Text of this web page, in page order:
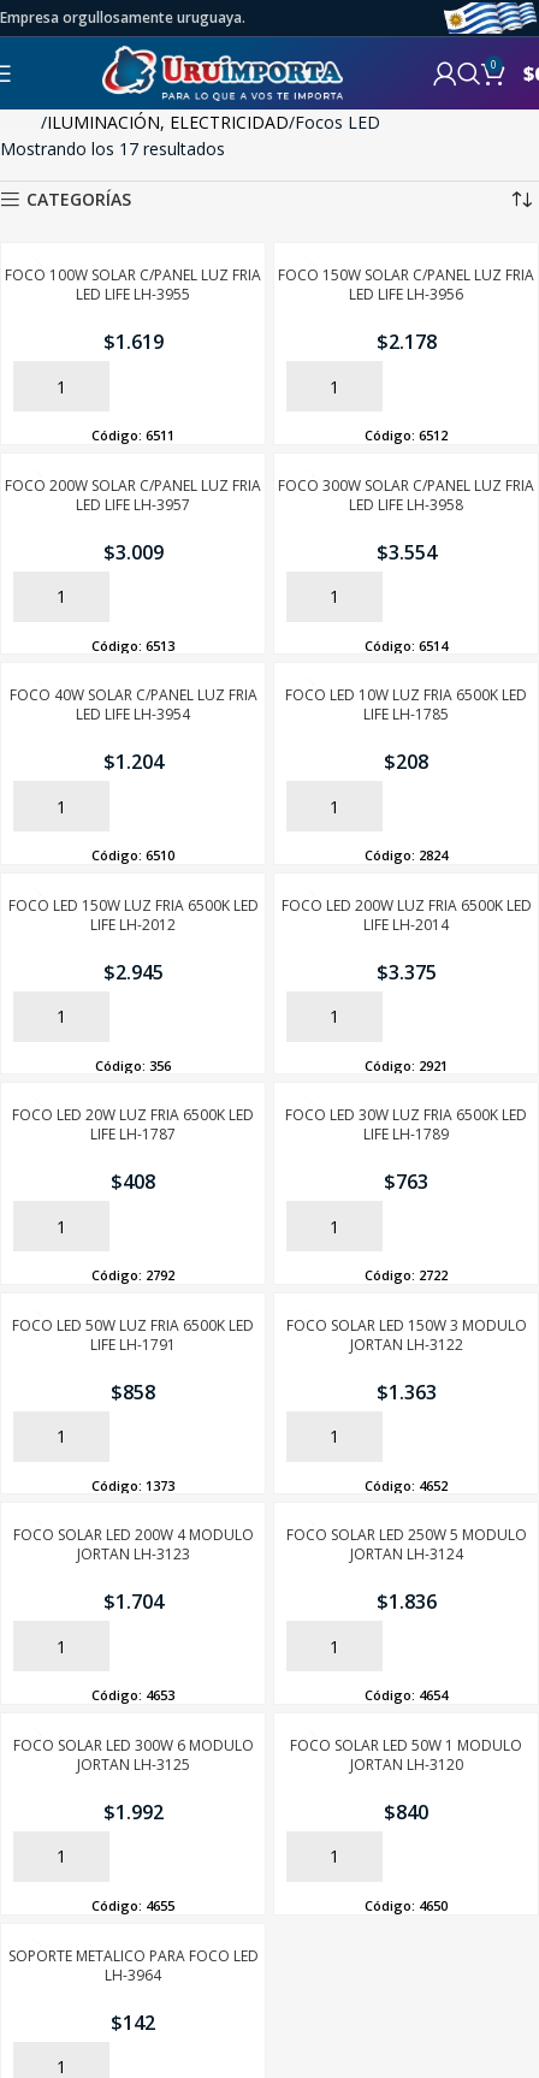
Empresa orgullosamente uruguaya.
0 $
ILUMINACIÓN, ELECTRICIDAD Focos LED
Mostrando los 17 resultados
CATEGORÍAS
FOCO 100W SOLAR C/PANEL LUZ FRIA
LED LIFE LH-3955
$1.619
AÑADIR
Código: 6511
FOCO 150W SOLAR C/PANEL LUZ FRIA
LED LIFE LH-3956
$2.178
AÑADIR
Código: 6512
FOCO 200W SOLAR C/PANEL LUZ FRIA
LED LIFE LH-3957
$3.009
AÑADIR
Código: 6513
FOCO 300W SOLAR C/PANEL LUZ FRIA
LED LIFE LH-3958
$3.554
AÑADIR
Código: 6514
FOCO 40W SOLAR C/PANEL LUZ FRIA
LED LIFE LH-3954
$1.204
AÑADIR
Código: 6510
FOCO LED 10W LUZ FRIA 6500K LED
LIFE LH-1785
$208
AÑADIR
Código: 2824
FOCO LED 150W LUZ FRIA 6500K LED
LIFE LH-2012
$2.945
AÑADIR
Código: 356
FOCO LED 200W LUZ FRIA 6500K LED
LIFE LH-2014
$3.375
AÑADIR
Código: 2921
FOCO LED 20W LUZ FRIA 6500K LED
LIFE LH-1787
$408
AÑADIR
Código: 2792
FOCO LED 30W LUZ FRIA 6500K LED
LIFE LH-1789
$763
AÑADIR
Código: 2722
FOCO LED 50W LUZ FRIA 6500K LED
LIFE LH-1791
$858
AÑADIR
Código: 1373
FOCO SOLAR LED 150W 3 MODULO
JORTAN LH-3122
$1.363
AÑADIR
Código: 4652
FOCO SOLAR LED 200W 4 MODULO
JORTAN LH-3123
$1.704
AÑADIR
Código: 4653
FOCO SOLAR LED 250W 5 MODULO
JORTAN LH-3124
$1.836
AÑADIR
Código: 4654
FOCO SOLAR LED 300W 6 MODULO
JORTAN LH-3125
$1.992
AÑADIR
Código: 4655
FOCO SOLAR LED 50W 1 MODULO
JORTAN LH-3120
$840
AÑADIR
Código: 4650
SOPORTE METALICO PARA FOCO LED
LH-3964
$142
AÑADIR